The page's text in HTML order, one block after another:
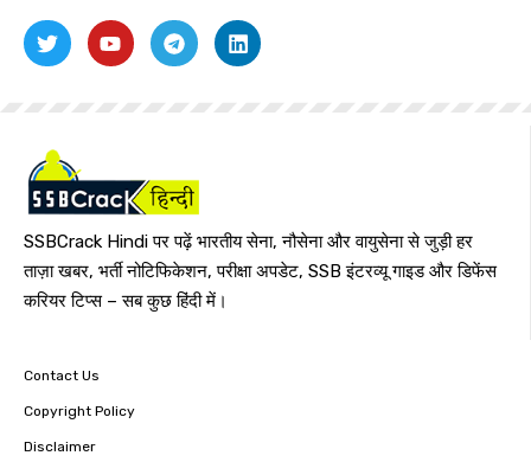
SSBCrack Hindi पर पढ़ें भारतीय सेना, नौसेना और वायुसेना से जुड़ी हर
ताज़ा खबर, भर्ती नोटिफिकेशन, परीक्षा अपडेट, SSB इंटरव्यू गाइड और डिफेंस
करियर टिप्स – सब कुछ हिंदी में।
Contact Us
Copyright Policy
Disclaimer